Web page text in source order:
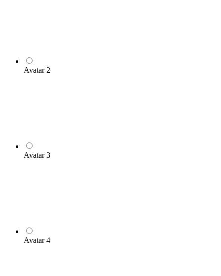
Avatar 2
Avatar 3
Avatar 4